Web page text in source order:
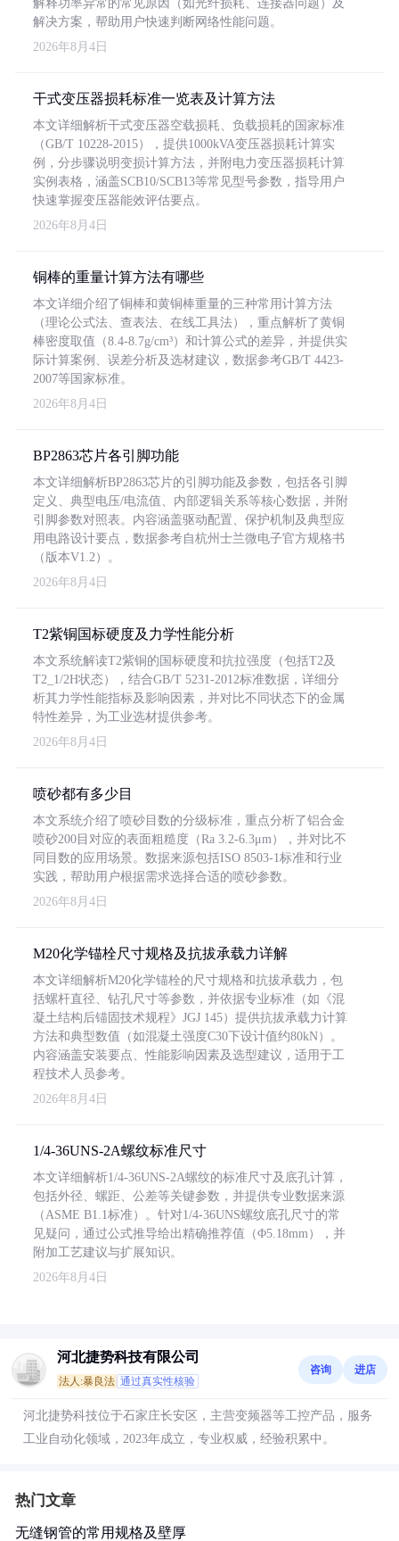
解释功率异常的常见原因（如光纤损耗、连接器问题）及
解决方案，帮助用户快速判断网络性能问题。
2026年8月4日
干式变压器损耗标准一览表及计算方法
本文详细解析干式变压器空载损耗、负载损耗的国家标准
（GB/T 10228-2015），提供1000kVA变压器损耗计算实
例，分步骤说明变损计算方法，并附电力变压器损耗计算
实例表格，涵盖SCB10/SCB13等常见型号参数，指导用户
快速掌握变压器能效评估要点。
2026年8月4日
铜棒的重量计算方法有哪些
本文详细介绍了铜棒和黄铜棒重量的三种常用计算方法
（理论公式法、查表法、在线工具法），重点解析了黄铜
棒密度取值（8.4-8.7g/cm³）和计算公式的差异，并提供实
际计算案例、误差分析及选材建议，数据参考GB/T 4423-
2007等国家标准。
2026年8月4日
BP2863芯片各引脚功能
本文详细解析BP2863芯片的引脚功能及参数，包括各引脚
定义、典型电压/电流值、内部逻辑关系等核心数据，并附
引脚参数对照表。内容涵盖驱动配置、保护机制及典型应
用电路设计要点，数据参考自杭州士兰微电子官方规格书
（版本V1.2）。
2026年8月4日
T2紫铜国标硬度及力学性能分析
本文系统解读T2紫铜的国标硬度和抗拉强度（包括T2及
T2_1/2H状态），结合GB/T 5231-2012标准数据，详细分
析其力学性能指标及影响因素，并对比不同状态下的金属
特性差异，为工业选材提供参考。
2026年8月4日
喷砂都有多少目
本文系统介绍了喷砂目数的分级标准，重点分析了铝合金
喷砂200目对应的表面粗糙度（Ra 3.2-6.3μm），并对比不
同目数的应用场景。数据来源包括ISO 8503-1标准和行业
实践，帮助用户根据需求选择合适的喷砂参数。
2026年8月4日
M20化学锚栓尺寸规格及抗拔承载力详解
本文详细解析M20化学锚栓的尺寸规格和抗拔承载力，包
括螺杆直径、钻孔尺寸等参数，并依据专业标准（如《混
凝土结构后锚固技术规程》JGJ 145）提供抗拔承载力计算
方法和典型数值（如混凝土强度C30下设计值约80kN）。
内容涵盖安装要点、性能影响因素及选型建议，适用于工
程技术人员参考。
2026年8月4日
1/4-36UNS-2A螺纹标准尺寸
本文详细解析1/4-36UNS-2A螺纹的标准尺寸及底孔计算，
包括外径、螺距、公差等关键参数，并提供专业数据来源
（ASME B1.1标准）。针对1/4-36UNS螺纹底孔尺寸的常
见疑问，通过公式推导给出精确推荐值（Φ5.18mm），并
附加工艺建议与扩展知识。
2026年8月4日
河北捷势科技有限公司
法人:暴良法 通过真实性核验
咨询 进店
河北捷势科技位于石家庄长安区，主营变频器等工控产品，服务
工业自动化领域，2023年成立，专业权威，经验积累中。
热门文章
无缝钢管的常用规格及壁厚